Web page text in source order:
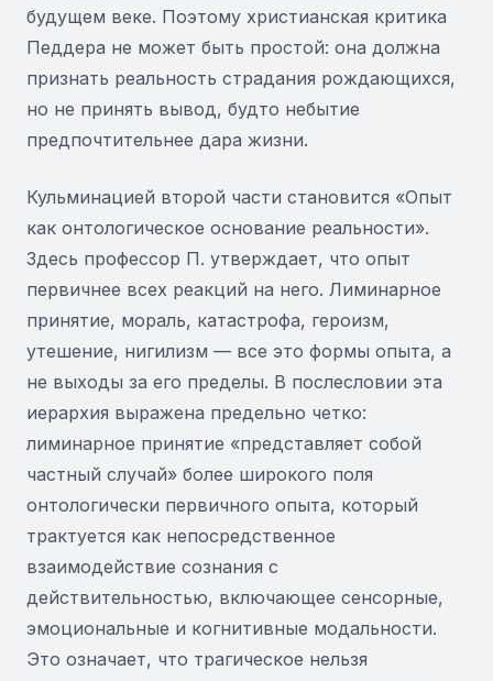
будущем веке. Поэтому христианская критика
Педдера не может быть простой: она должна
признать реальность страдания рождающихся,
но не принять вывод, будто небытие
предпочтительнее дара жизни.
Кульминацией второй части становится «Опыт
как онтологическое основание реальности».
Здесь профессор П. утверждает, что опыт
первичнее всех реакций на него. Лиминарное
принятие, мораль, катастрофа, героизм,
утешение, нигилизм — все это формы опыта, а
не выходы за его пределы. В послесловии эта
иерархия выражена предельно четко:
лиминарное принятие «представляет собой
частный случай» более широкого поля
онтологически первичного опыта, который
трактуется как непосредственное
взаимодействие сознания с
действительностью, включающее сенсорные,
эмоциональные и когнитивные модальности.
Это означает, что трагическое нельзя